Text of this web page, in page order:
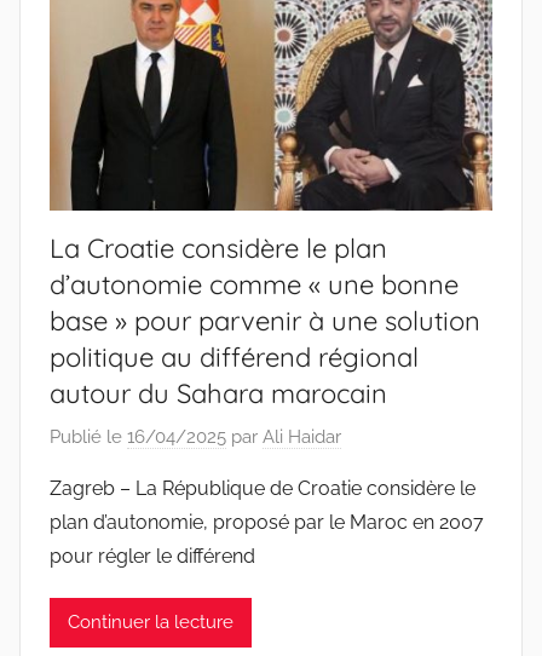
La Croatie considère le plan
d’autonomie comme « une bonne
base » pour parvenir à une solution
politique au différend régional
autour du Sahara marocain
Publié le 16/04/2025 par Ali Haidar
Zagreb – La République de Croatie considère le
plan d’autonomie, proposé par le Maroc en 2007
pour régler le différend
Continuer la lecture